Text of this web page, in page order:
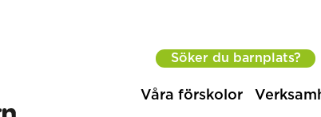
Söker du barnplats?
Våra förskolor